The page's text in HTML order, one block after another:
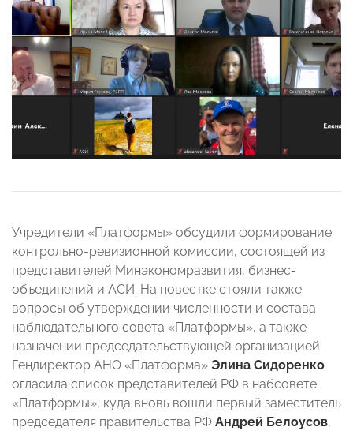
Учредители «Платформы» обсудили формирование
контрольно-ревизионной комиссии, состоящей из
представителей Минэкономразвития, бизнес-
объединений и АСИ. На повестке стояли также
вопросы об утверждении численности и состава
наблюдательного совета «Платформы», а также
назначении председательствующей организацией.
Гендиректор АНО «Платформа» Элина Сидоренко
огласила список представителей РФ в набсовете
«Платформы», куда вновь вошли первый заместитель
председателя правительства РФ Андрей Белоусов,